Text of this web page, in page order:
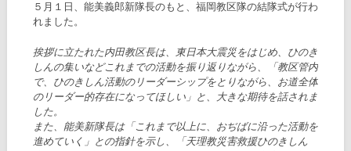
５月１日、能美義郎新隊長のもと、福岡教区隊の結隊式が行わ
れました。
挨拶に立たれた内田教区長は、東日本大震災をはじめ、ひのき
しんの集いなどこれまでの活動を振り返りながら、「教区管内
で、ひのきしん活動のリーダーシップをとりながら、お道全体
のリーダー的存在になってほしい」と、大きな期待を話されま
した。
また、能美新隊長は「これまで以上に、おぢばに沿った活動を
進めていく」との指針を示し、「天理教災害救援ひのきしん